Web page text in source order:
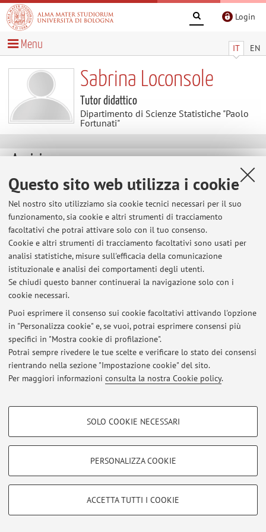
Questo sito web utilizza i cookie
Nel nostro sito utilizziamo sia cookie tecnici necessari per il suo
funzionamento, sia cookie e altri strumenti di tracciamento
facoltativi che potrai attivare solo con il tuo consenso.
Cookie e altri strumenti di tracciamento facoltativi sono usati per
analisi statistiche, misure sull'efficacia della comunicazione
istituzionale e analisi dei comportamenti degli utenti.
Se chiudi questo banner continuerai la navigazione solo con i
cookie necessari.
Puoi esprimere il consenso sui cookie facoltativi attivando l'opzione
in "Personalizza cookie" e, se vuoi, potrai esprimere consensi più
specifici in "Mostra cookie di profilazione".
Potrai sempre rivedere le tue scelte e verificare lo stato dei consensi
rientrando nella sezione "Impostazione cookie" del sito.
Per maggiori informazioni consulta la nostra Cookie policy.
COOKIE DI PROFILAZIONE - FACOLTATIVI
COOKIE TECNICI - NECESSARI
Si tratta di cookie tecnici utilizzati, a titolo esemplificativo, per il corretto
SOLO COOKIE NECESSARI
PERSONALIZZA COOKIE
ACCETTA TUTTI I COOKIE
Login
IT EN
Menu
Sabrina Loconsole
Tutor didattico
Dipartimento di Scienze Statistiche "Paolo
Fortunati"
Avvisi
Al momento non sono presenti avvisi.
Area riservata
Accedi tramite login per gestire tutti i contenuti del sito.
© 2026 - ALMA MATER STUDIORUM - Università di Bologna - Via
Privacy|Note legali|Impostazioni Cookie